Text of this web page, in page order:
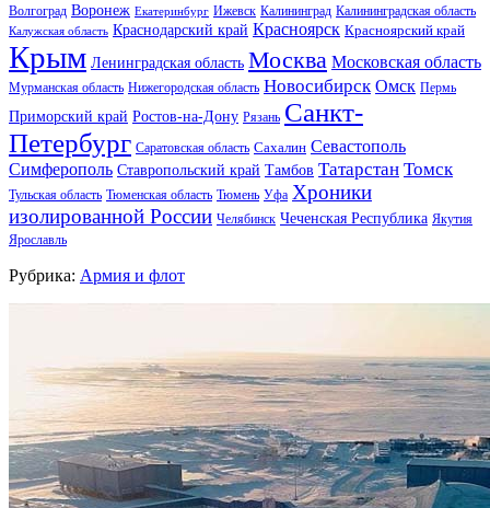
Волгоград Воронеж Екатеринбург Ижевск Калининград Калининградская область
Калужская область Краснодарский край Красноярск Красноярский край
Крым Ленинградская область Москва Московская область
Мурманская область Нижегородская область Новосибирск Омск Пермь
Приморский край Ростов-на-Дону Рязань Санкт-
Петербург Саратовская область Сахалин Севастополь
Симферополь Ставропольский край Тамбов Татарстан Томск
Тульская область Тюменская область Тюмень Уфа Хроники
изолированной России Челябинск Чеченская Республика Якутия
Ярославль
Рубрика: Армия и флот